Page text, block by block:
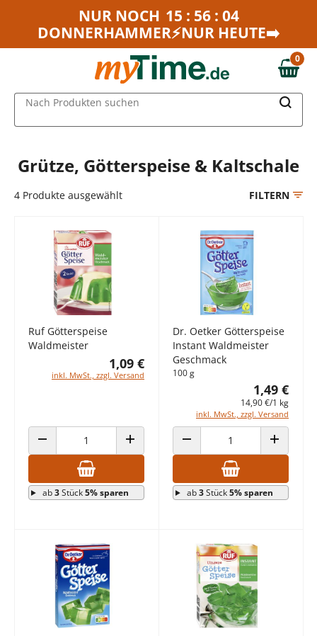
Zum Hauptinhalt springen
Zur Navigation springen
NUR NOCH 15 : 56 : 04
DONNERHAMMER⚡NUR HEUTE➡️
0,00 €
0
Nach Produkten suchen
Grütze, Götterspeise & Kaltschale
4 Produkte ausgewählt FILTERN
Ruf Götterspeise
Waldmeister
1,09 €
inkl. MwSt., zzgl. Versand
ANZAHL VERRINGERN ANZAHL ERHÖHEN
ab3Stück5% sparen
Dr. Oetker Götterspeise
Instant Waldmeister
Geschmack
100 g
1,49 €
14,90 €/1 kg
inkl. MwSt., zzgl. Versand
ANZAHL VERRINGERN ANZAHL
ab3Stück5% sparen